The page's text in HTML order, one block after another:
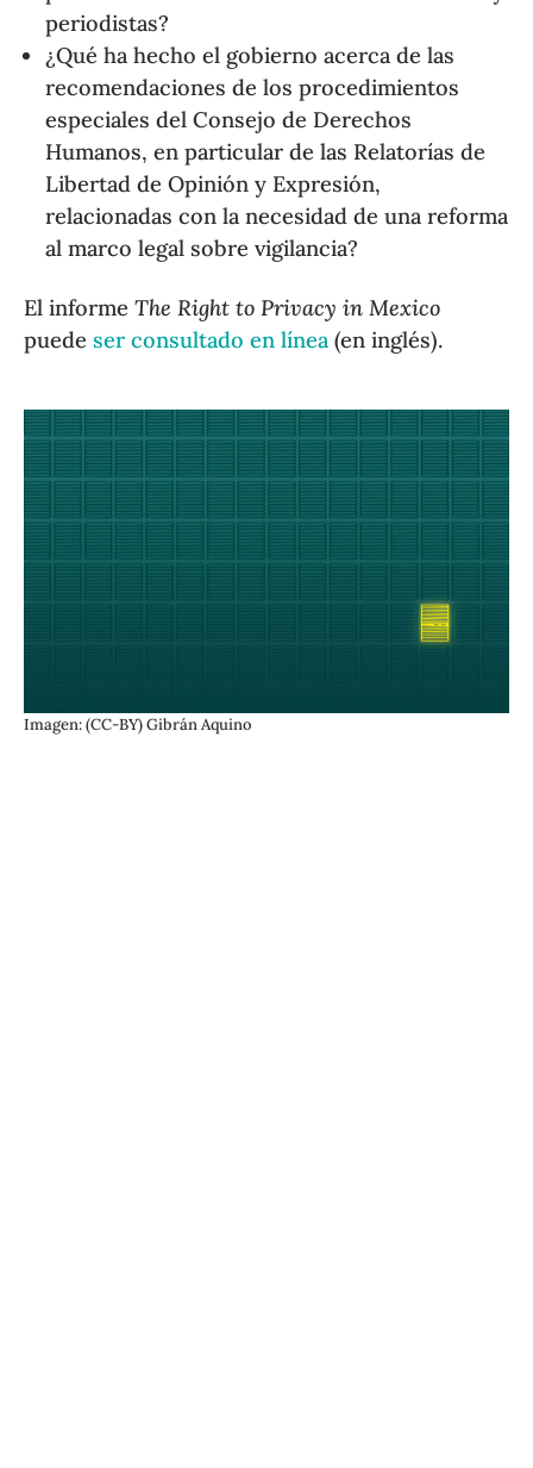
periodistas?
¿Qué ha hecho el gobierno acerca de las
recomendaciones de los procedimientos
especiales del Consejo de Derechos
Humanos, en particular de las Relatorías de
Libertad de Opinión y Expresión,
relacionadas con la necesidad de una reforma
al marco legal sobre vigilancia?
El informe The Right to Privacy in Mexico
puede ser consultado en línea (en inglés).
Imagen: (CC-BY) Gibrán Aquino